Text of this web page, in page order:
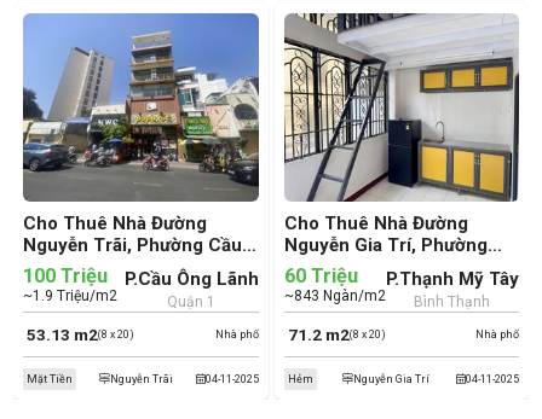
Cho Thuê Nhà Đường
Nguyễn Trãi, Phường Cầu
Ông Lãnh, Quận 1 (cũ)
Nhà phố
53.13 m2(8 x 20)
100 Triệu
~1.9 Triệu/m2
P.Cầu Ông Lãnh
Quận 1
04-11-2025
Mặt Tiền Nguyễn Trãi
Cho Thuê Nhà Đường
Nguyễn Gia Trí, Phường
Thạnh Mỹ Tây, Quận Bình
Thạnh (cũ)
Nhà phố
71.2 m2(8 x 20)
60 Triệu
~843 Ngàn/m2
P.Thạnh Mỹ Tây
Bình Thạnh
04-11-2025
Hẻm Nguyễn Gia Trí